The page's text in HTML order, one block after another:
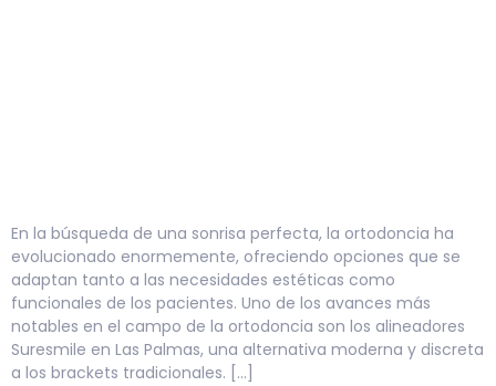
En la búsqueda de una sonrisa perfecta, la ortodoncia ha
evolucionado enormemente, ofreciendo opciones que se
adaptan tanto a las necesidades estéticas como
funcionales de los pacientes. Uno de los avances más
notables en el campo de la ortodoncia son los alineadores
Suresmile en Las Palmas, una alternativa moderna y discreta
a los brackets tradicionales. […]